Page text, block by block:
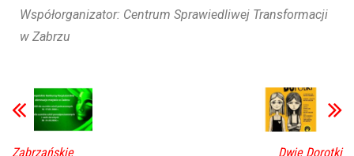
Współorganizator: Centrum Sprawiedliwej Transformacji
w Zabrzu
Zabrzańskie Dwie Dorotki